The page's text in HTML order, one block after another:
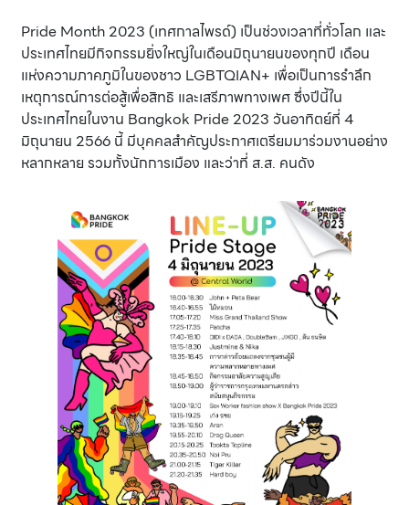
Pride Month 2023 (เทศกาลไพรด์) เป็นช่วงเวลาที่ทั่วโลก และ
ประเทศไทยมีกิจกรรมยิ่งใหญ่ในเดือนมิถุนายนของทุกปี เดือน
แห่งความภาคภูมิในของชาว LGBTQIAN+ เพื่อเป็นการรำลึก
เหตุการณ์การต่อสู้เพื่อสิทธิ และเสรีภาพทางเพศ ซึ่งปีนี้ใน
ประเทศไทยในงาน Bangkok Pride 2023 วันอาทิตย์ที่ 4
มิถุนายน 2566 นี้ มีบุคคลสำคัญประกาศเตรียมมาร่วมงานอย่าง
หลากหลาย รวมทั้งนักการเมือง และว่าที่ ส.ส. คนดัง